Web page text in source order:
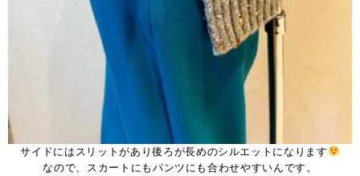
サイドにはスリットがあり後ろが長めのシルエットになります
なので、スカートにもパンツにも合わせやすいんです。